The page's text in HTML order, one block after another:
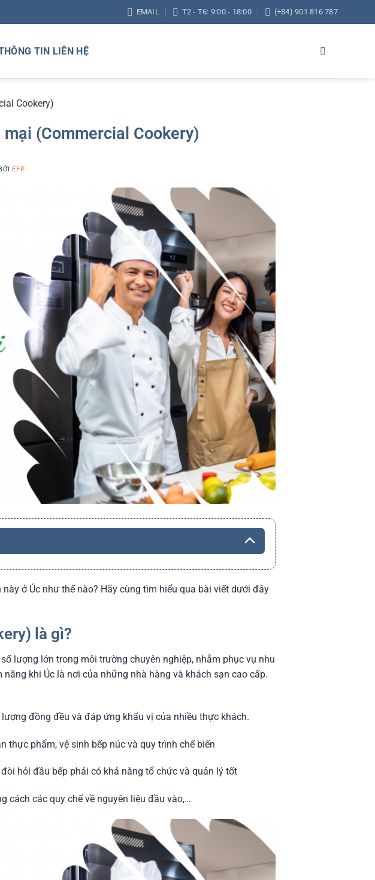
EMAIL T2 - T6: 9:00 - 18:00 (+84) 901 816 787
TIN LIÊN HỆ
Cookery)
(Commercial Cookery)
EFP
này ở Úc như thế nào? Hãy cùng tìm hiểu qua bài viết dưới đây
là gì?
lượng lớn trong môi trường chuyên nghiệp, nhằm phục vụ nhu
khi Úc là nơi của những nhà hàng và khách sạn cao cấp.
đồng đều và đáp ứng khẩu vị của nhiều thực khách.
thực phẩm, vệ sinh bếp núc và quy trình chế biến
hỏi đầu bếp phải có khả năng tổ chức và quản lý tốt
cách các quy chế về nguyên liệu đầu vào,…